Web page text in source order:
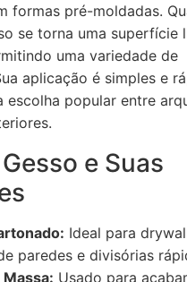
formas pré-moldadas.
se torna uma superfície
uma variedade de
aplicação é simples e
escolha popular entre
e Suas
Ideal para
paredes e divisórias
Usado para